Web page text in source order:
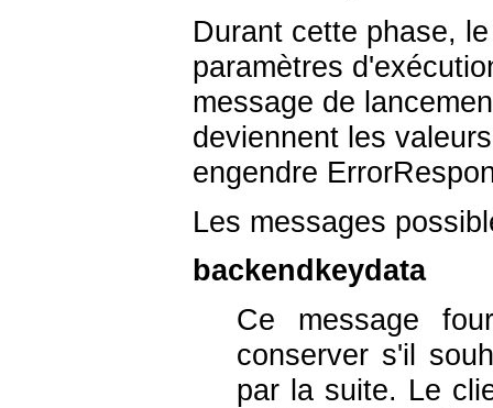
Durant cette phase,
paramètres
message de
deviennent les
engendre
Les messages
backendkeydata
Ce message
conserver s'il
par la suite. Le